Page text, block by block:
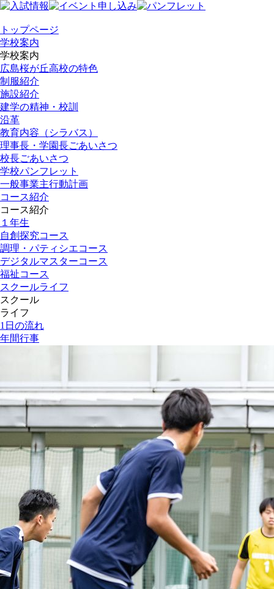
トップページ
学校案内
学校案内
広島桜が丘高校の特色
制服紹介
施設紹介
建学の精神・校訓
沿革
教育内容（シラバス）
理事長・学園長ごあいさつ
校長ごあいさつ
学校パンフレット
一般事業主行動計画
コース紹介
コース紹介
１年生
自創探究コース
調理・パティシエコース
デジタルマスターコース
福祉コース
スクールライフ
スクール
ライフ
1日の流れ
年間行事